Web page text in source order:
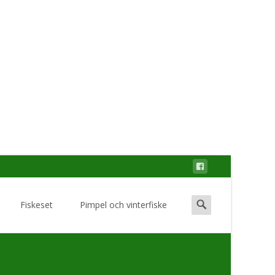
Fiskeset Pimpel och vinterfiske
Search
for: